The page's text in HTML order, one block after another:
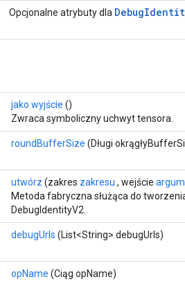
Opcjonalne atrybuty dla Debug
jako wyjście ()
Zwraca symboliczny uchwyt tensora.
roundBufferSize (Długi
utwórz (zakres zakresu , wejście
Metoda fabryczna służąca do
DebugIdentityV2.
debugUrls (List<String> debugUrls)
opName (Ciąg opName)